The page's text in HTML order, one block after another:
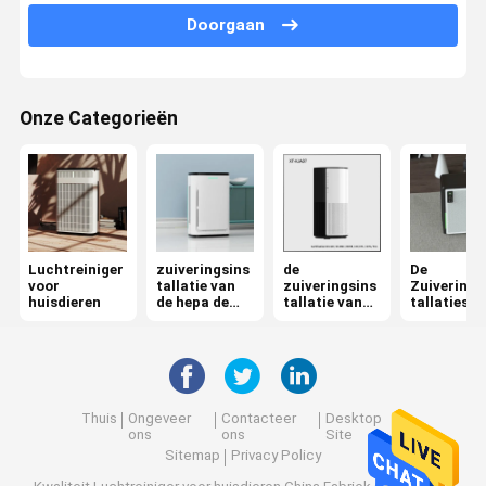
de zuiveringsinstallatie van de ozonlucht
HepaLuchtzuiveringstoestel
De Zuiveringsinstallatie van de plasmalucht
Ionische Luchtzuiveringsinstallatie
UVluchtsterilisator
De Filter van de Hepalucht
Doorgaan
Onze Categorieën
Luchtreiniger
voor
huisdieren
zuiveringsins
tallatie van
de hepa de
de
zuiveringsins
tallatie van
De
tallaties
Thuis
Ongeveer
ons
Contacteer
ons
Desktop
Site
Sitemap
Privacy Policy